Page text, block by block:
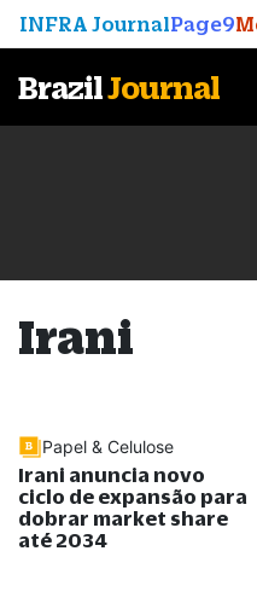
INFRA JournalPage9
BrazilJournal
Irani
Papel & Celulose
Irani anuncia novo
ciclo de expansão para
dobrar market share
até 2034